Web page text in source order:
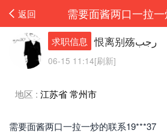
返回
求职信息 恨离别殇رجب
06-15 11:14[刷新]
地区 : 江苏省 常州市
需要面酱两口一拉一炒的联系19***37